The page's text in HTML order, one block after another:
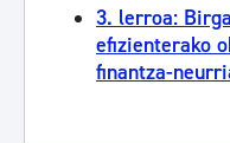
3. lerroa:
efizienterako
finantza-